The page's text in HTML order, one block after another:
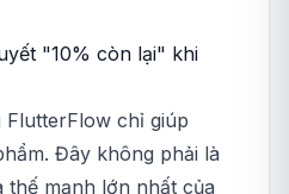
"10% còn lại" khi
chỉ giúp
Đây không phải là
thế mạnh lớn nhất của